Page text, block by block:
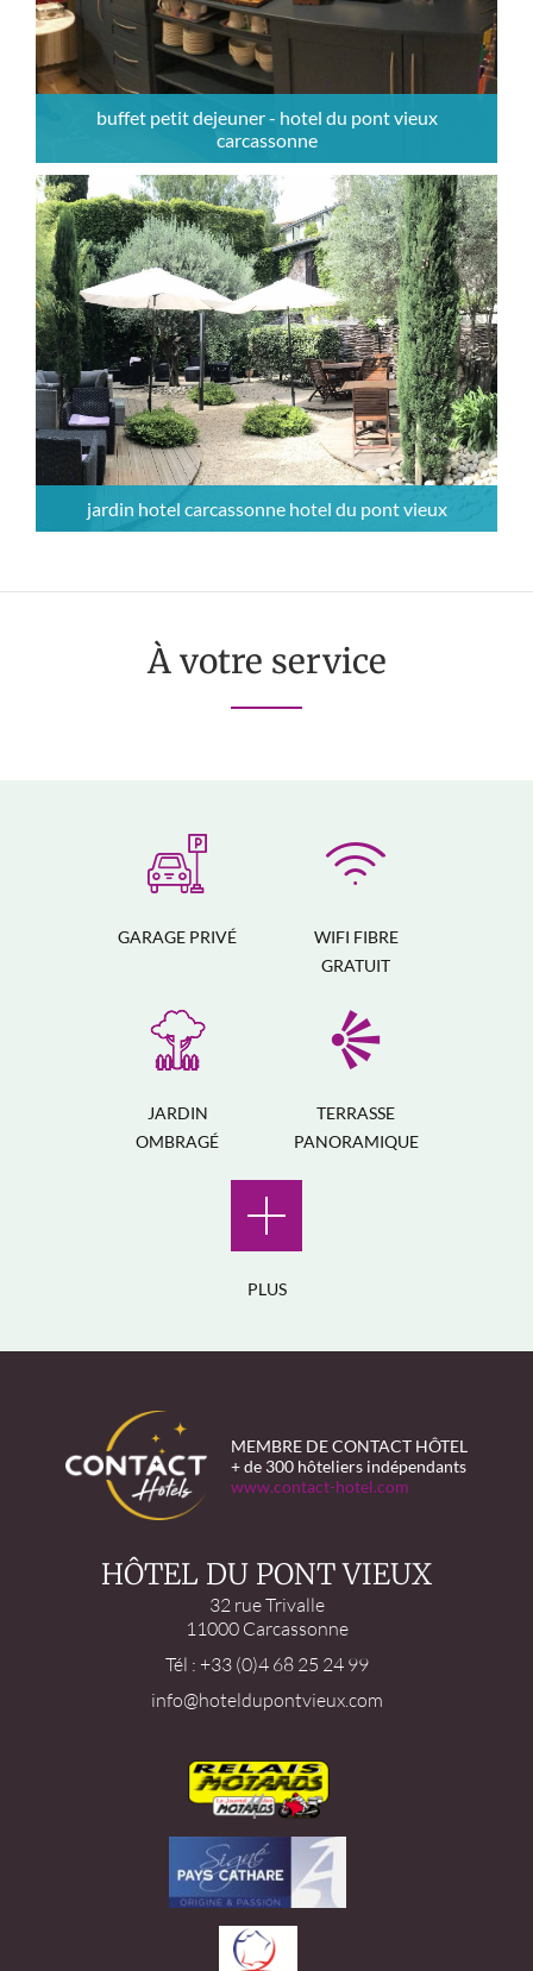
buffet petit dejeuner - hotel du pont vieux
carcassonne
jardin hotel carcassonne hotel du pont vieux
À votre service
GARAGE PRIVÉ
WIFI FIBRE
GRATUIT
JARDIN
OMBRAGÉ
TERRASSE
PANORAMIQUE
PLUS
MEMBRE DE CONTACT HÔTEL
+ de 300 hôteliers indépendants
www.contact-hotel.com
HÔTEL DU PONT VIEUX
32 rue Trivalle
11000 Carcassonne
Tél : +33 (0)4 68 25 24 99
info@hoteldupontvieux.com